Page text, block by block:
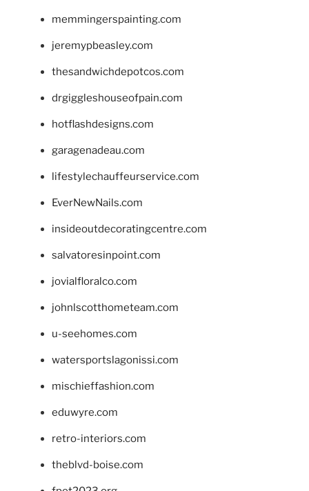
memmingerspainting.com
jeremypbeasley.com
thesandwichdepotcos.com
drgiggleshouseofpain.com
hotflashdesigns.com
garagenadeau.com
lifestylechauffeurservice.com
EverNewNails.com
insideoutdecoratingcentre.com
salvatoresinpoint.com
jovialfloralco.com
johnlscotthometeam.com
u-seehomes.com
watersportslagonissi.com
mischieffashion.com
eduwyre.com
retro-interiors.com
theblvd-boise.com